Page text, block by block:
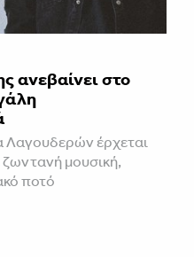
ανεβαίνει στο
Λαγουδερών έρχεται
μουσική,
ποτό